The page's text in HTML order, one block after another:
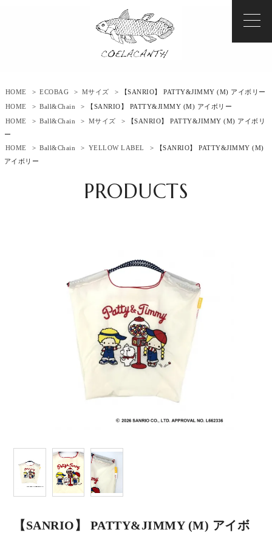
HOME > ECOBAG > Mサイズ
> 【SANRIO】 PATTY&JIMMY (M) アイボリー
HOME
> Ball&Chain
> 【SANRIO】 PATTY&JIMMY (M) アイボリー
HOME
> Ball&Chain > Mサイズ
> 【SANRIO】 PATTY&JIMMY (M) アイボリ
ー
HOME
> Ball&Chain > YELLOW LABEL
> 【SANRIO】 PATTY&JIMMY (M)
アイボリー
PRODUCTS
【SANRIO】 PATTY&JIMMY (M) アイボ